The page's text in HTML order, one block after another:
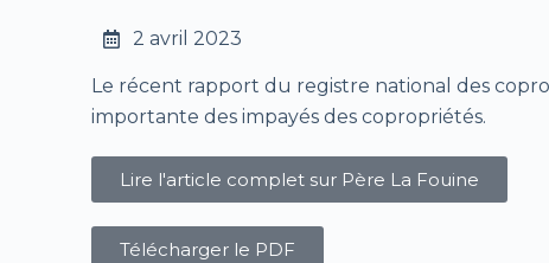
2 avril 2023
Le récent rapport du registre national des
importante des impayés des copropriétés.
Lire l'article complet sur Père La Fouine
Télécharger le PDF